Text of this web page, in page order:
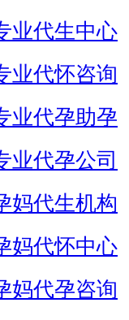
业代生中心
业代怀咨询
业代孕助孕
业代孕公司
妈代生机构
妈代怀中心
妈代孕咨询